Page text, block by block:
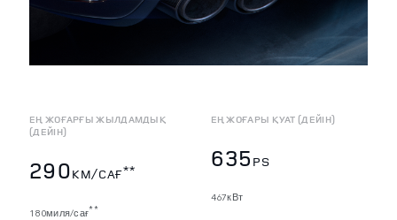
ЕҢ ЖОҒАРҒЫ ЖЫЛДАМДЫҚ
(ДЕЙІН)
290КМ/САҒ**
180миля/сағ**
ЕҢ ЖОҒАРЫ ҚУАТ (ДЕЙІН)
635 PS
467кВт